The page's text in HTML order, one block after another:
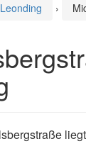
Leonding ›